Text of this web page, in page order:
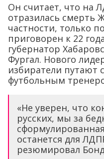
Он считает, что на
отразилась смерть
частности, только
приговорен к 22
губернатор
Фургал. Нового
избиратели путают
футбольным
«Не уверен, что
русских, мы за
останется для
резюмировал